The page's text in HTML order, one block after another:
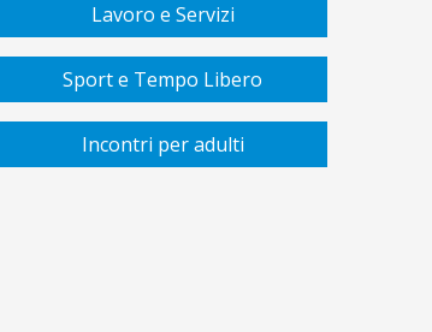
Lavoro e Servizi
Sport e Tempo Libero
Incontri per adulti